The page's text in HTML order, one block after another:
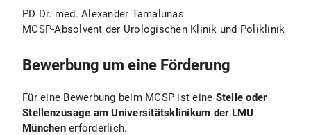
der Fähigkeit zur Präsentation eigener
wissenschaftlicher Ergebnisse, zur
Antragstellung für Drittmittel, Didaktik,
Selbstmanagement.
Für das individuelle Qualifizierungsprogramm
können die Programmteilnehmer auf die
vielfältigen Angebote am Universitätsklinikum
PD Dr. med. Alexander Tamalunas
MCSP-Absolvent der Urologischen Klinik und Poliklinik
Bewerbung um eine Förderung
Für eine Bewerbung beim MCSP ist eine Stelle oder
Stellenzusage am Universitätsklinikum der LMU
Münchenerforderlich.